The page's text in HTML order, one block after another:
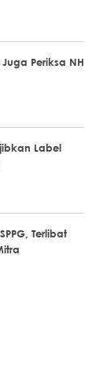
Periksa NH
Label
Terlibat